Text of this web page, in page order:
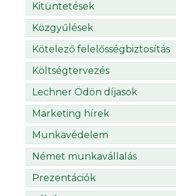
Kitüntetések
Közgyűlések
Kötelező felelősségbiztosítás
Költségtervezés
Lechner Ödön díjasok
Marketing hírek
Munkavédelem
Német munkavállalás
Prezentációk